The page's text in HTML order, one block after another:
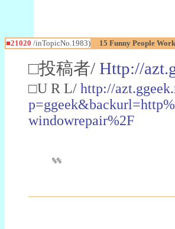
■21020 /inTopicNo.1983) 15 Funny People
□投稿者/ Http://
□U R L/ http://
windowrepair%2F
%%